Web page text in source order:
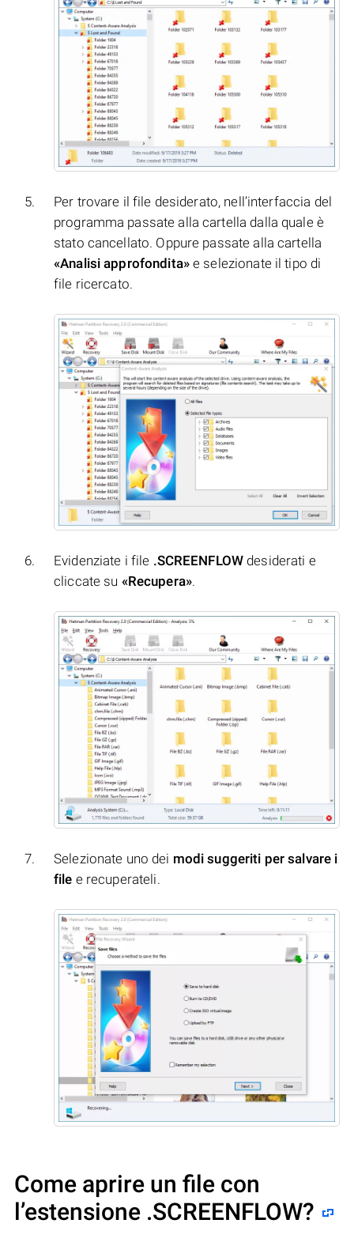
Per trovare il file desiderato, nell’interfaccia del
programma passate alla cartella dalla quale è
stato cancellato. Oppure passate alla cartella
«Analisi approfondita»e selezionate il tipo di
file ricercato.
Evidenziate i file .SCREENFLOW desiderati e
cliccate su «Recupera».
Selezionate uno dei modi suggeriti per salvare i
file e recuperateli.
Come aprire un file con
l’estensione .SCREENFLOW?